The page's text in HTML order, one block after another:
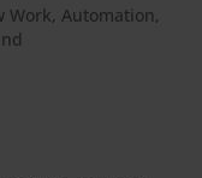
Work, Automation,